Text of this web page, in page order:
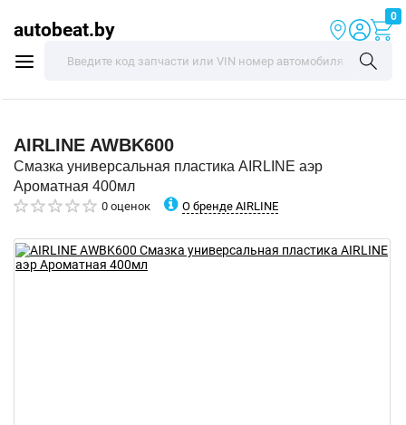
autobeat.by
0
AIRLINE AWBK600
Смазка универсальная пластика AIRLINE аэр
Ароматная 400мл
0 оценок О бренде AIRLINE